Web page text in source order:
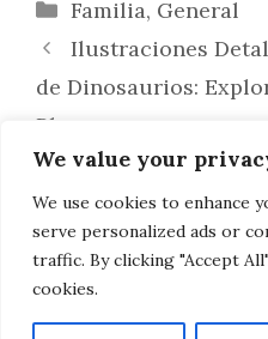
We value your
We use cookies to enhance
serve personalized ads or
traffic. By clicking "Accept
cookies.
Categorías
Familia, General
Ilustraciones
de Dinosaurios:
Plumas
Cómo Hacer
Sean Tendencia:
Ilustraciones Virales